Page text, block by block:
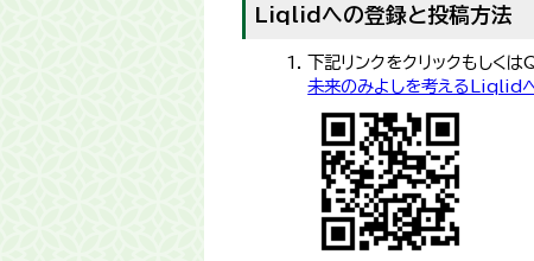
Liqlidへの登録と投稿方法
下記リンクをクリックもしく
未来のみよしを考えるLiqlid